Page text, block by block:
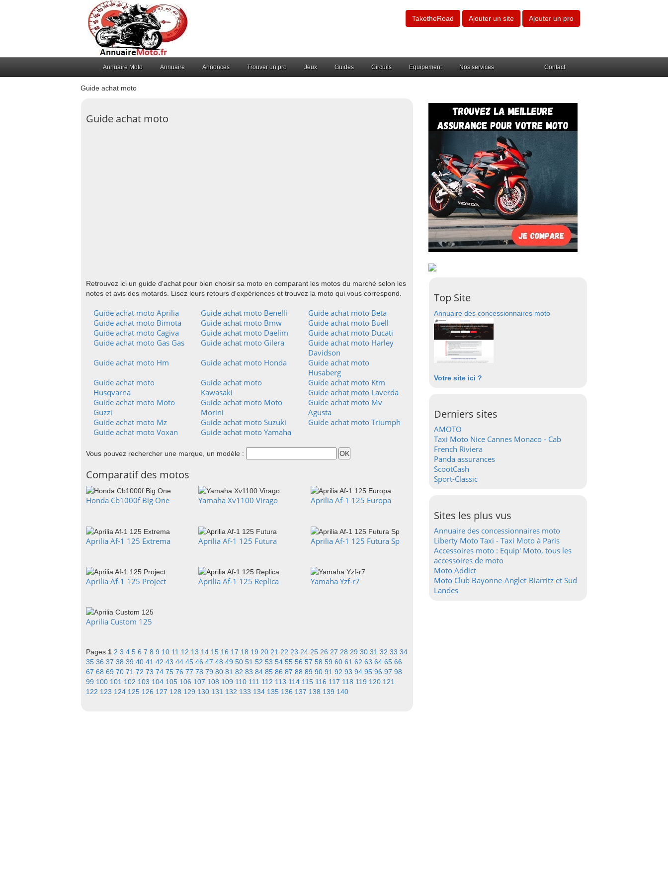
TaketheRoad Ajouter un site Ajouter un pro
Annuaire Moto Annuaire Annonces Trouver un pro Jeux Guides Circuits Equipement Nos services Contact
Guide achat moto
Guide achat moto
Retrouvez ici un guide d'achat pour bien choisir sa moto en comparant les motos du marché selon les
notes et avis des motards. Lisez leurs retours d'expériences et trouvez la moto qui vous correspond.
Guide achat moto Aprilia Guide achat moto Benelli
Guide achat moto Beta
Guide achat moto Bimota
Guide achat moto Bmw
Guide achat moto Buell
Guide achat moto Cagiva
Guide achat moto Daelim
Guide achat moto Ducati
Guide achat moto Gas Gas
Guide achat moto Gilera
Guide achat moto Harley
Davidson
Guide achat moto Hm
Guide achat moto Honda
Guide achat moto
Husaberg
Guide achat moto
Husqvarna
Guide achat moto
Kawasaki
Guide achat moto Ktm
Guide achat moto Laverda
Guide achat moto Moto
Guzzi
Guide achat moto Moto
Morini
Guide achat moto Mv
Agusta
Guide achat moto Mz
Guide achat moto Suzuki
Guide achat moto Triumph
Guide achat moto Voxan
Guide achat moto Yamaha
Vous pouvez rechercher une marque, un modèle :
Comparatif des motos
Honda Cb1000f Big One Yamaha Xv1100 Virago Aprilia Af-1 125 Europa
Aprilia Af-1 125 Extrema Aprilia Af-1 125 Futura Aprilia Af-1 125 Futura Sp
Aprilia Af-1 125 Project Aprilia Af-1 125 Replica Yamaha Yzf-r7
Aprilia Custom 125
Pages 1 2 3 4 5 6 7 8 9 10 11 12 13 14 15 16 17 18 19 20 21 22 23 24 25 26 27 28 29 30 31 32 33 34
35 36 37 38 39 40 41 42 43 44 45 46 47 48 49 50 51 52 53 54 55 56 57 58 59 60 61 62 63 64 65 66
67 68 69 70 71 72 73 74 75 76 77 78 79 80 81 82 83 84 85 86 87 88 89 90 91 92 93 94 95 96 97 98
99 100 101 102 103 104 105 106 107 108 109 110 111 112 113 114 115 116 117 118 119 120 121
122 123 124 125 126 127 128 129 130 131 132 133 134 135 136 137 138 139 140
Top Site
Annuaire des concessionnaires moto
Votre site ici ?
Derniers sites
AMOTO
Taxi Moto Nice Cannes Monaco - Cab
French Riviera
Panda assurances
ScootCash
Sport-Classic
Sites les plus vus
Annuaire des concessionnaires moto
Liberty Moto Taxi - Taxi Moto à Paris
Accessoires moto : Equip' Moto, tous les
accessoires de moto
Moto Addict
Moto Club Bayonne-Anglet-Biarritz et Sud
Landes